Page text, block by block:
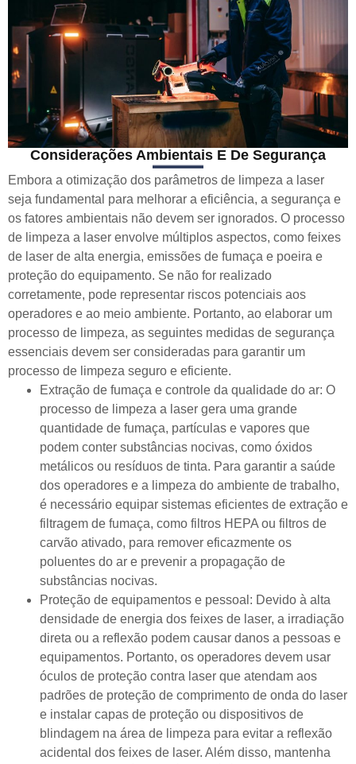
Considerações Ambientais E De Segurança
Embora a otimização dos parâmetros de limpeza a laser
seja fundamental para melhorar a eficiência, a segurança e
os fatores ambientais não devem ser ignorados. O processo
de limpeza a laser envolve múltiplos aspectos, como feixes
de laser de alta energia, emissões de fumaça e poeira e
proteção do equipamento. Se não for realizado
corretamente, pode representar riscos potenciais aos
operadores e ao meio ambiente. Portanto, ao elaborar um
processo de limpeza, as seguintes medidas de segurança
essenciais devem ser consideradas para garantir um
processo de limpeza seguro e eficiente.
Extração de fumaça e controle da qualidade do ar: O
processo de limpeza a laser gera uma grande
quantidade de fumaça, partículas e vapores que
podem conter substâncias nocivas, como óxidos
metálicos ou resíduos de tinta. Para garantir a saúde
dos operadores e a limpeza do ambiente de trabalho,
é necessário equipar sistemas eficientes de extração e
filtragem de fumaça, como filtros HEPA ou filtros de
carvão ativado, para remover eficazmente os
poluentes do ar e prevenir a propagação de
substâncias nocivas.
Proteção de equipamentos e pessoal: Devido à alta
densidade de energia dos feixes de laser, a irradiação
direta ou a reflexão podem causar danos a pessoas e
equipamentos. Portanto, os operadores devem usar
óculos de proteção contra laser que atendam aos
padrões de proteção de comprimento de onda do laser
e instalar capas de proteção ou dispositivos de
blindagem na área de limpeza para evitar a reflexão
acidental dos feixes de laser. Além disso, mantenha